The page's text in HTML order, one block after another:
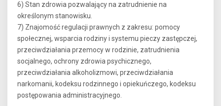
6) Stan zdrowia pozwalający na zatrudnienie na
określonym stanowisku.
7) Znajomość regulacji prawnych z zakresu: pomocy
społecznej, wsparcia rodziny i systemu pieczy zastępczej,
przeciwdziałania przemocy w rodzinie, zatrudnienia
socjalnego, ochrony zdrowia psychicznego,
przeciwdziałania alkoholizmowi, przeciwdziałania
narkomanii, kodeksu rodzinnego i opiekuńczego, kodeksu
postępowania administracyjnego.